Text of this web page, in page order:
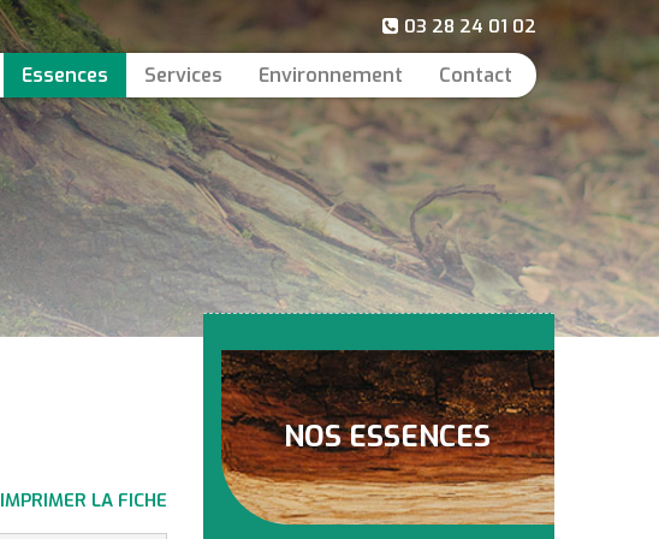
03 28 24 01 02
Essences Services Environnement Contact
IMPRIMER LA FICHE
NOS ESSENCES